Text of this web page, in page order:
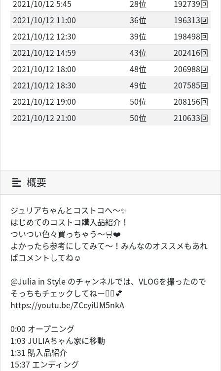
2021/10/12 5:45
28位
192739回
2021/10/12 11:00
36位
196313回
2021/10/12 12:30
39位
198498回
2021/10/12 14:59
43位
202416回
2021/10/12 18:00
48位
206988回
2021/10/12 18:30
49位
207585回
2021/10/12 19:00
50位
208156回
2021/10/12 21:00
50位 210633回
概要
ジュリアちゃんとコストコへ〜✨
はじめてのコストコ購入品紹介！
ついつい色々買っちゃう〜🛒❤️
よかったら参考にしてみて〜！みんなのオススメもあれ
ばコメントしてね☺️
@Julia in Style のチャンネルでは、VLOGを撮ったので
そっちもチェックしてねー🙆‍♀️💕
https://youtu.be/ZCcyiUM5nkA
0:00 オープニング
1:03 JULIAちゃん家に移動
1:31 購入品紹介
15:37 エンディング